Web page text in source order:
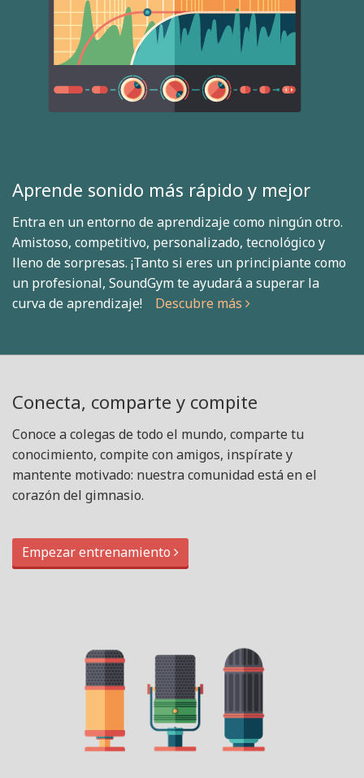
Aprende sonido más rápido y mejor
Entra en un entorno de aprendizaje como ningún otro.
Amistoso, competitivo, personalizado, tecnológico y
lleno de sorpresas. ¡Tanto si eres un principiante como
un profesional, SoundGym te ayudará a superar la
curva de aprendizaje! Descubre más
Conecta, comparte y compite
Conoce a colegas de todo el mundo, comparte tu
conocimiento, compite con amigos, inspírate y
mantente motivado: nuestra comunidad está en el
corazón del gimnasio.
Empezar entrenamiento